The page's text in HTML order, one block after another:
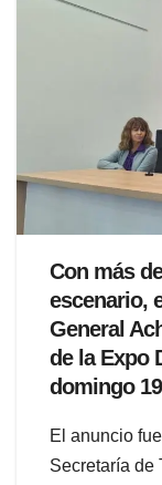
Con más
escenario,
General
de la Expo
domingo
El anuncio
Secretaría de